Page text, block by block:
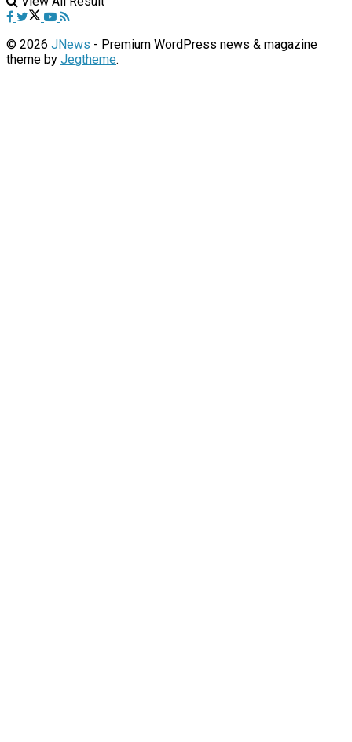
© 2026 JNews - Premium WordPress news & magazine
theme by Jegtheme.